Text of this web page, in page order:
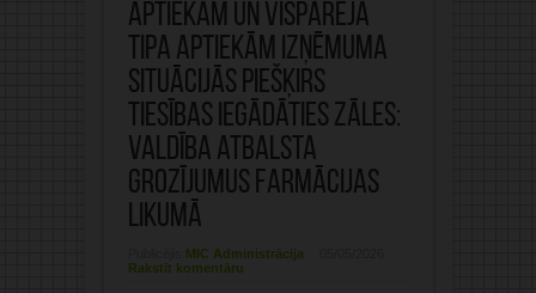
aptiekām un vispārējā
tipa aptiekām izņēmuma
situācijās piešķirs
tiesības iegādāties zāles:
valdība atbalsta
grozījumus Farmācijas
likumā
MIC Administrācija
Rakstīt komentāru